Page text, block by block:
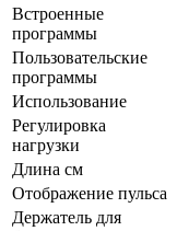
Встроенные
программы
Пользовательские
программы
Использование
Регулировка
нагрузки
Длина см
Отображение пульса
Держатель для